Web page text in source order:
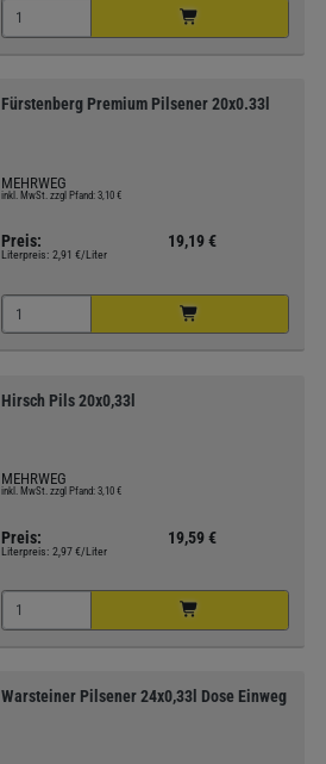
Fürstenberg Premium Pilsener 20x0.33l
MEHRWEG
inkl. MwSt. zzgl Pfand: 3,10 €
Preis: 19,19 €
Literpreis: 2,91 €/Liter
Hirsch Pils 20x0,33l
MEHRWEG
inkl. MwSt. zzgl Pfand: 3,10 €
Preis: 19,59 €
Literpreis: 2,97 €/Liter
Warsteiner Pilsener 24x0,33l Dose Einweg